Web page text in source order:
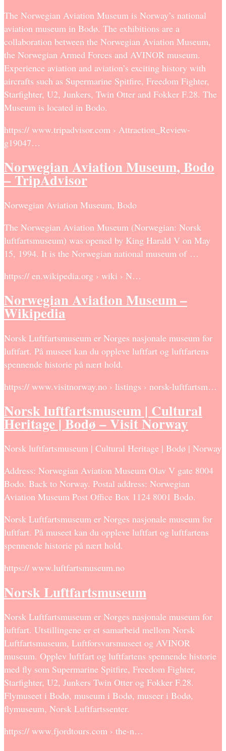
The Norwegian Aviation Museum is Norway’s national
aviation museum in Bodø. The exhibitions are a
collaboration between the Norwegian Aviation Museum,
the Norwegian Armed Forces and AVINOR museum.
Experience aviation and aviation’s exciting history with
aircrafts such as Supermarine Spitfire, Freedom Fighter,
Starfighter, U2, Junkers, Twin Otter and Fokker F.28. The
Museum is located in Bodo.
https:// www.tripadvisor.com › Attraction_Review-
g19047…
Norwegian Aviation Museum, Bodo
– TripAdvisor
Norwegian Aviation Museum, Bodo
The Norwegian Aviation Museum (Norwegian: Norsk
luftfartsmuseum) was opened by King Harald V on May
15, 1994. It is the Norwegian national museum of …
https:// en.wikipedia.org › wiki › N…
Norwegian Aviation Museum –
Wikipedia
Norsk Luftfartsmuseum er Norges nasjonale museum for
luftfart. På museet kan du oppleve luftfart og luftfartens
spennende historie på nært hold.
https:// www.visitnorway.no › listings › norsk-luftfartsm…
Norsk luftfartsmuseum | Cultural
Heritage | Bodø – Visit Norway
Norsk luftfartsmuseum | Cultural Heritage | Bodø | Norway
Address: Norwegian Aviation Museum Olav V gate 8004
Bodo. Back to Norway. Postal address: Norwegian
Aviation Museum Post Office Box 1124 8001 Bodo.
Norsk Luftfartsmuseum er Norges nasjonale museum for
luftfart. På museet kan du oppleve luftfart og luftfartens
spennende historie på nært hold.
https:// www.luftfartsmuseum.no
Norsk Luftfartsmuseum
Norsk Luftfartsmuseum er Norges nasjonale museum for
luftfart. Utstillingene er et samarbeid mellom Norsk
Luftfartsmuseum, Luftforsvarsmuseet og AVINOR
museum. Opplev luftfart og luftfartens spennende historie
med fly som Supermarine Spitfire, Freedom Fighter,
Starfighter, U2, Junkers Twin Otter og Fokker F.28.
Flymuseet i Bodø, museum i Bodø, museer i Bodø,
flymuseum, Norsk Luftfartssenter.
https:// www.fjordtours.com › the-n…